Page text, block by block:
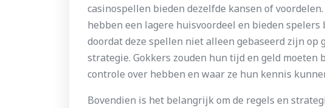
casinospellen bieden dezelfde kansen of
hebben een lagere huisvoordeel en bieden
doordat deze spellen niet alleen gebaseerd zijn op
strategie. Gokkers zouden hun tijd en geld moeten
controle over hebben en waar ze hun kennis
Bovendien is het belangrijk om de regels en